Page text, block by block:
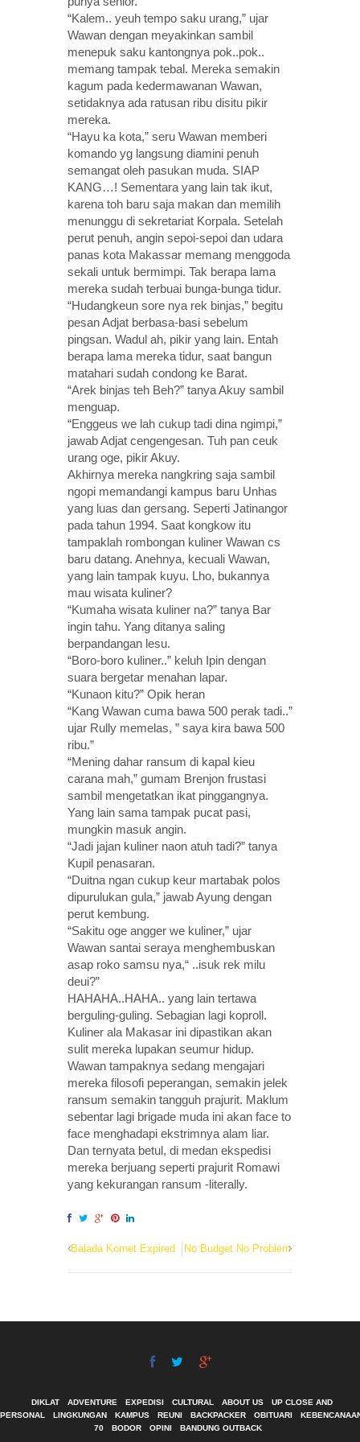
“Kalem.. yeuh tempo saku urang,” ujar
Wawan dengan meyakinkan sambil
menepuk saku kantongnya pok..pok..
memang tampak tebal. Mereka semakin
kagum pada kedermawanan Wawan,
setidaknya ada ratusan ribu disitu pikir
mereka.
“Hayu ka kota,” seru Wawan memberi
komando yg langsung diamini penuh
semangat oleh pasukan muda. SIAP
KANG…! Sementara yang lain tak ikut,
karena toh baru saja makan dan memilih
menunggu di sekretariat Korpala. Setelah
perut penuh, angin sepoi-sepoi dan udara
panas kota Makassar memang menggoda
sekali untuk bermimpi. Tak berapa lama
mereka sudah terbuai bunga-bunga tidur.
“Hudangkeun sore nya rek binjas,” begitu
pesan Adjat berbasa-basi sebelum
pingsan. Wadul ah, pikir yang lain. Entah
berapa lama mereka tidur, saat bangun
matahari sudah condong ke Barat.
“Arek binjas teh Beh?” tanya Akuy sambil
menguap.
“Enggeus we lah cukup tadi dina ngimpi,”
jawab Adjat cengengesan. Tuh pan ceuk
urang oge, pikir Akuy.
Akhirnya mereka nangkring saja sambil
ngopi memandangi kampus baru Unhas
yang luas dan gersang. Seperti Jatinangor
pada tahun 1994. Saat kongkow itu
tampaklah rombongan kuliner Wawan cs
baru datang. Anehnya, kecuali Wawan,
yang lain tampak kuyu. Lho, bukannya
mau wisata kuliner?
“Kumaha wisata kuliner na?” tanya Bar
ingin tahu. Yang ditanya saling
berpandangan lesu.
“Boro-boro kuliner..” keluh Ipin dengan
suara bergetar menahan lapar.
“Kunaon kitu?” Opik heran
“Kang Wawan cuma bawa 500 perak tadi..”
ujar Rully memelas, ” saya kira bawa 500
ribu.”
“Mening dahar ransum di kapal kieu
carana mah,” gumam Brenjon frustasi
sambil mengetatkan ikat pinggangnya.
Yang lain sama tampak pucat pasi,
mungkin masuk angin.
“Jadi jajan kuliner naon atuh tadi?” tanya
Kupil penasaran.
“Duitna ngan cukup keur martabak polos
dipurulukan gula,” jawab Ayung dengan
perut kembung.
“Sakitu oge angger we kuliner,” ujar
Wawan santai seraya menghembuskan
asap roko samsu nya,“ ..isuk rek milu
deui?”
HAHAHA..HAHA.. yang lain tertawa
berguling-guling. Sebagian lagi koproll.
Kuliner ala Makasar ini dipastikan akan
sulit mereka lupakan seumur hidup.
Wawan tampaknya sedang mengajari
mereka filosofi peperangan, semakin jelek
ransum semakin tangguh prajurit. Maklum
sebentar lagi brigade muda ini akan face to
face menghadapi ekstrimnya alam liar.
Dan ternyata betul, di medan ekspedisi
mereka berjuang seperti prajurit Romawi
yang kekurangan ransum -literally.
Balada Kornet Expired No Budget No Problem
DIKLAT ADVENTURE EXPEDISI CULTURAL ABOUT US
UP CLOSE AND
PERSONAL
LINGKUNGAN KAMPUS REUNI BACKPACKER OBITUARI
70
BODOR OPINI BANDUNG OUTBACK